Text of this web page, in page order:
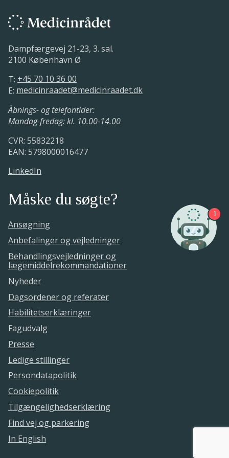
dokumentationen i ansøgningen og
19. december 2025.
tilgængelige fagudvalgsmøder
fastsætter sekretariatet et aftalt
ansøgningstidspunkt.
Dampfærgevej 21-23, 3. sal.
2100 København Ø
T: +45 70 10 36 00
E: medicinraadet@medicinraadet.dk
Åbnings- og telefontider:
Mandag-fredag: kl. 10.00-14.00
CVR: 55832218
EAN: 5798000016477
LinkedIn
Måske du søgte?
Ansøgning
Anbefalinger og vejledninger
Behandlingsvejledninger og
lægemiddelrekommandationer
Nyheder
Dagsordener og referater
Habilitetserklæringer
Fagudvalg
Presse
Ledige stillinger
Persondatapolitik
Cookiepolitik
Tilgængelighedserklæring
Find vej og parkering
In English
1